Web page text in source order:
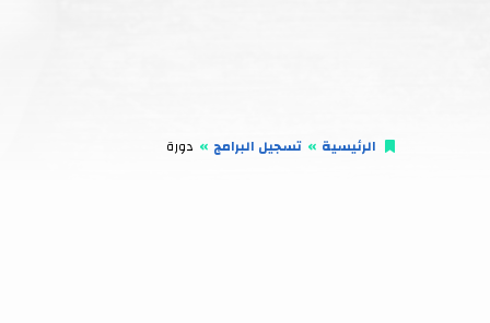
الرئيسية تسجيل البرامج دورة